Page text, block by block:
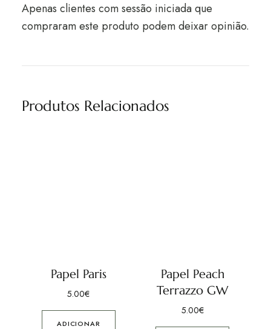
Apenas clientes com sessão iniciada que
compraram este produto podem deixar opinião.
Produtos Relacionados
Papel Paris
5.00€
ADICIONAR
Papel Peach
Terrazzo GW
5.00€